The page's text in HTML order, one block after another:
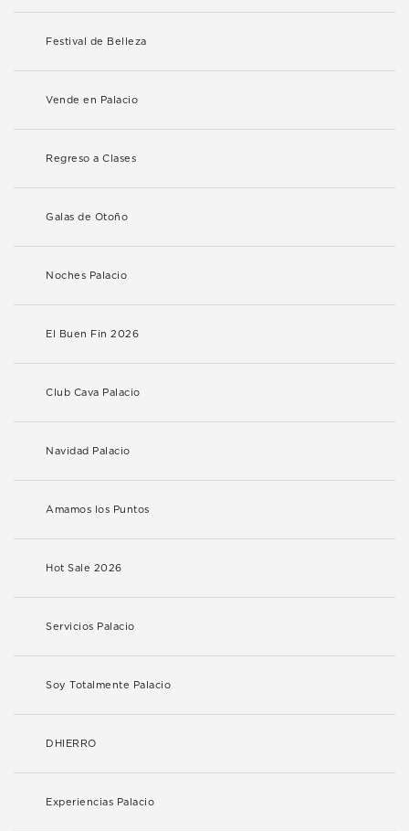
Festival de Belleza
Vende en Palacio
Regreso a Clases
Galas de Otoño
Noches Palacio
El Buen Fin 2026
Club Cava Palacio
Navidad Palacio
Amamos los Puntos
Hot Sale 2026
Servicios Palacio
Soy Totalmente Palacio
DHIERRO
Experiencias Palacio